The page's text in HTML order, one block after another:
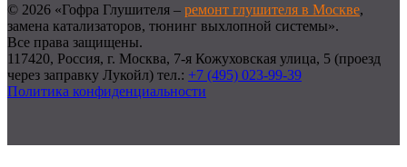
© 2026 «Гофра Глушителя – ремонт глушителя в Москве,
замена катализаторов, тюнинг выхлопной системы».
Все права защищены.
117420, Россия, г. Москва, 7-я Кожуховская улица, 5 (проезд
через заправку Лукойл) тел.: +7 (495) 023-99-39
Политика конфиденциальности